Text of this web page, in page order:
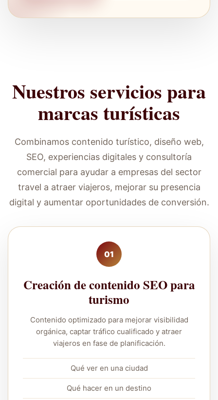
Nuestros servicios para
marcas turísticas
Combinamos contenido turístico, diseño web,
SEO, experiencias digitales y consultoría
comercial para ayudar a empresas del sector
travel a atraer viajeros, mejorar su presencia
digital y aumentar oportunidades de conversión.
01
Creación de contenido SEO para
turismo
Contenido optimizado para mejorar visibilidad
orgánica, captar tráfico cualificado y atraer
viajeros en fase de planificación.
Qué ver en una ciudad
Qué hacer en un destino